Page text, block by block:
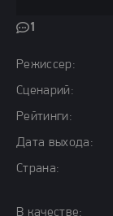
Режиссер:
Сценарий:
Рейтинги:
Дата выхода:
Страна:
В качестве:
1